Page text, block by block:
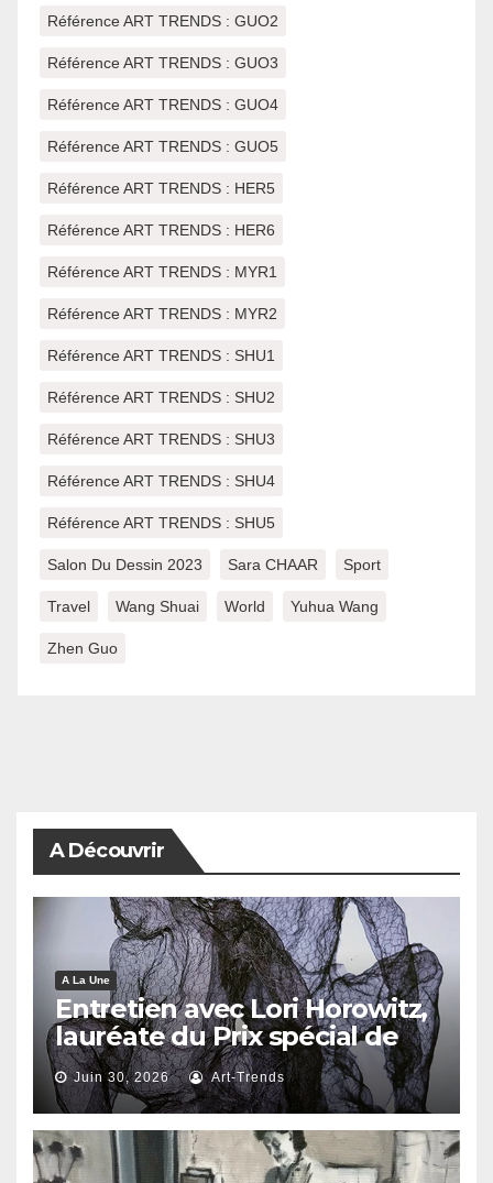
Référence ART TRENDS : GUO2
Référence ART TRENDS : GUO3
Référence ART TRENDS : GUO4
Référence ART TRENDS : GUO5
Référence ART TRENDS : HER5
Référence ART TRENDS : HER6
Référence ART TRENDS : MYR1
Référence ART TRENDS : MYR2
Référence ART TRENDS : SHU1
Référence ART TRENDS : SHU2
Référence ART TRENDS : SHU3
Référence ART TRENDS : SHU4
Référence ART TRENDS : SHU5
Salon Du Dessin 2023 Sara CHAAR Sport
Travel Wang Shuai World Yuhua Wang
Zhen Guo
A Découvrir
A La Une
Entretien avec Lori Horowitz,
lauréate du Prix spécial de
reconnaissance artistique
2026
Juin 30, 2026 Art-Trends